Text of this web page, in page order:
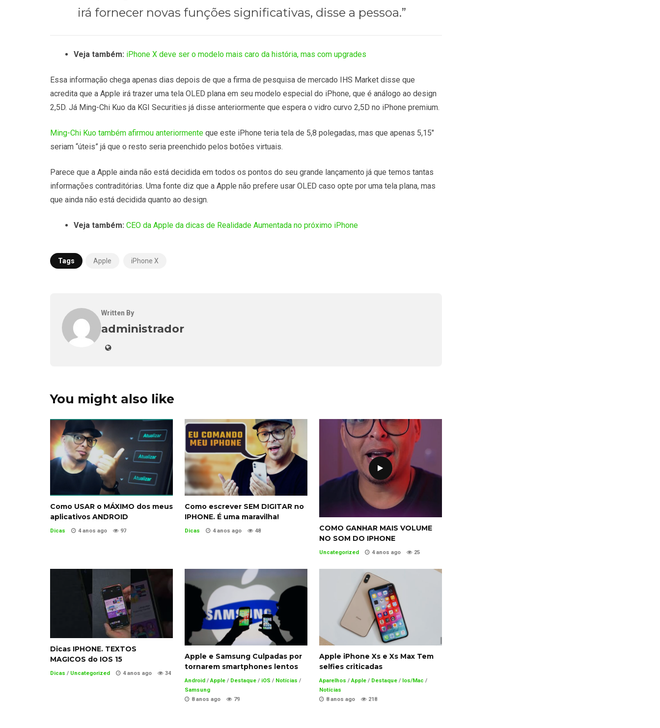
irá fornecer novas funções significativas, disse a pessoa.”
Veja também: iPhone X deve ser o modelo mais caro da história, mas com upgrades
Essa informação chega apenas dias depois de que a firma de pesquisa de mercado IHS Market disse que
acredita que a Apple irá trazer uma tela OLED plana em seu modelo especial do iPhone, que é análogo ao design
2,5D. Já Ming-Chi Kuo da KGI Securities já disse anteriormente que espera o vidro curvo 2,5D no iPhone premium.
Ming-Chi Kuo também afirmou anteriormente que este iPhone teria tela de 5,8 polegadas, mas que apenas 5,15″
seriam “úteis” já que o resto seria preenchido pelos botões virtuais.
Parece que a Apple ainda não está decidida em todos os pontos do seu grande lançamento já que temos tantas
informações contraditórias. Uma fonte diz que a Apple não prefere usar OLED caso opte por uma tela plana, mas
que ainda não está decidida quanto ao design.
Veja também: CEO da Apple da dicas de Realidade Aumentada no próximo iPhone
Tags Apple iPhone X
Written By
administrador
You might also like
Como USAR o MÁXIMO dos meus
aplicativos ANDROID
Dicas 4 anos ago 97
Como escrever SEM DIGITAR no
IPHONE. É uma maravilha!
Dicas 4 anos ago 48
COMO GANHAR MAIS VOLUME
NO SOM DO IPHONE
Uncategorized 4 anos ago 25
Dicas IPHONE. TEXTOS
MAGICOS do IOS 15
Dicas / Uncategorized 4 anos ago 34
Apple e Samsung Culpadas por
tornarem smartphones lentos
Android /Apple/ Destaque/ iOS / Notícias /
Samsung
8 anos ago
79
Apple iPhone Xs e Xs Max Tem
selfies criticadas
Aparelhos /Apple/ Destaque/ Ios/Mac /
Notícias
8 anos ago
218